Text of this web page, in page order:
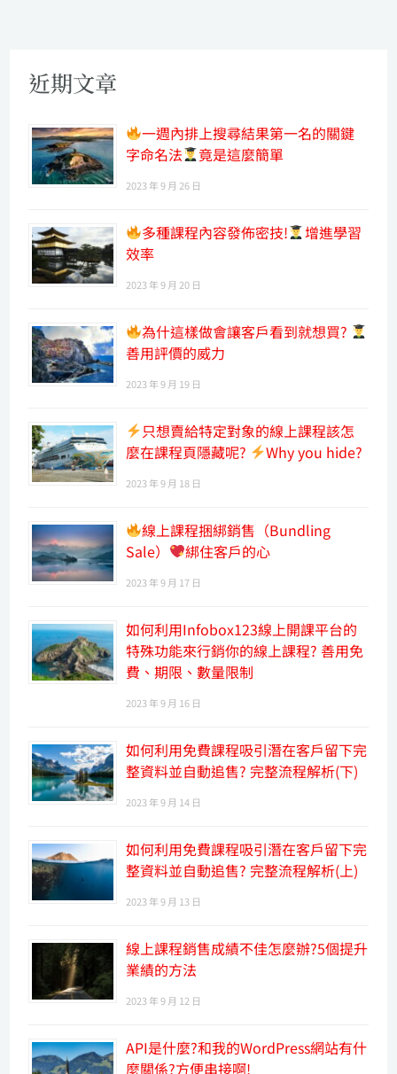
近期文章
一週內排上搜尋結果第一名的關鍵
字命名法
竟是這麼簡單
2023 年 9 月 26 日
多種課程內容發佈密技!
增進學習
效率
2023 年 9 月 20 日
為什這樣做會讓客戶看到就想買?
善用評價的威力
2023 年 9 月 19 日
只想賣給特定對象的線上課程該怎
麼在課程頁隱藏呢?
Why you hide?
2023 年 9 月 18 日
線上課程捆綁銷售（Bundling
Sale）
綁住客戶的心
2023 年 9 月 17 日
如何利用Infobox123線上開課平台的
特殊功能來行銷你的線上課程? 善用免
費、期限、數量限制
2023 年 9 月 16 日
如何利用免費課程吸引潛在客戶留下完
整資料並自動追售? 完整流程解析(下)
2023 年 9 月 14 日
如何利用免費課程吸引潛在客戶留下完
整資料並自動追售? 完整流程解析(上)
2023 年 9 月 13 日
線上課程銷售成績不佳怎麼辦?5個提升
業績的方法
2023 年 9 月 12 日
API是什麼?和我的WordPress網站有什
麼關係?方便串接啊!